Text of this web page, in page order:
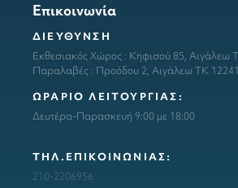
Επικοινωνία
ΔΙΕΥΘΥΝΣΗ
Εκθεσιακός Χώρος : Κηφισού 85, Αιγάλεω
Παραλαβές : Προόδου 2, Αιγάλεω ΤΚ 12241
ΩΡΑΡΙΟ ΛΕΙΤΟΥΡΓΙΑΣ:
Δευτέρα-Παρασκευή 9:00 με 18:00
ΤΗΛ.ΕΠΙΚΟΙΝΩΝΙΑΣ:
210-2206956